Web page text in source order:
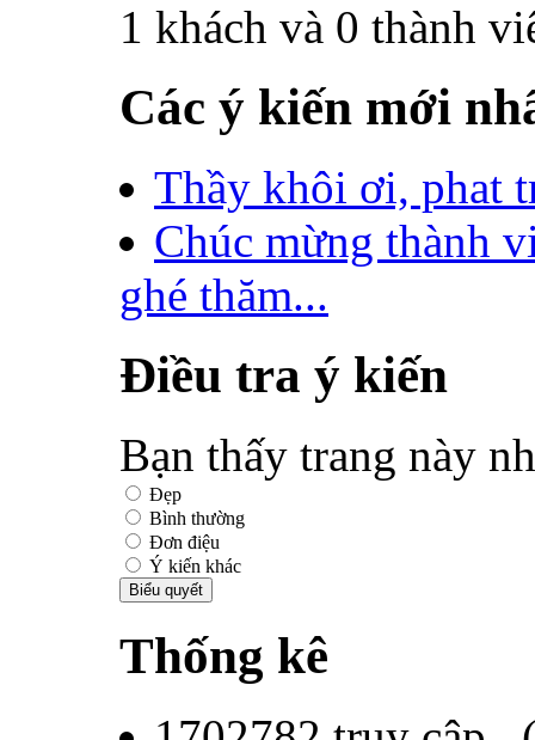
1 khách và 0 thành
Các ý kiến mới
Thầy khôi ơi, phat
Chúc mừng thành
ghé thăm...
Điều tra ý kiến
Bạn thấy trang này
Đẹp
Bình thường
Đơn điệu
Ý kiến khác
Thống kê